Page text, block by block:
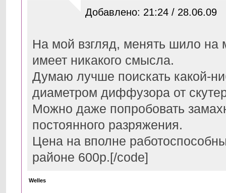
Добавлено: 21:24 / 28.06.09
На мой взгляд, менять шило на
имеет никакого смысла.
Думаю лучше поискать какой-
диаметром диффузора от
Можно даже попробовать
постоянного разряжения.
Цена на вполне
районе 600р.[/code]
Welles